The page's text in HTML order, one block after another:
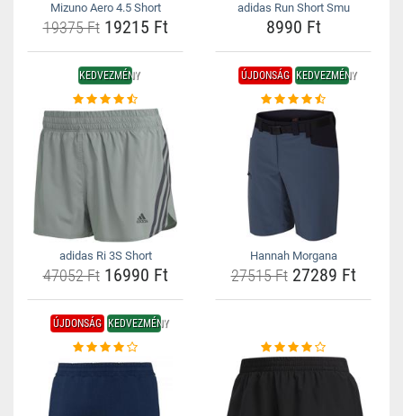
Mizuno Aero 4.5 Short
19375 Ft19215 Ft
adidas Run Short Smu
8990 Ft
KEDVEZMÉNY
adidas Ri 3S Short
47052 Ft16990 Ft
ÚJDONSÁG KEDVEZMÉNY
Hannah Morgana
27515 Ft27289 Ft
ÚJDONSÁG KEDVEZMÉNY